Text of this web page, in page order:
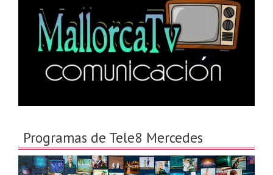
Programas de Tele8 Mercedes